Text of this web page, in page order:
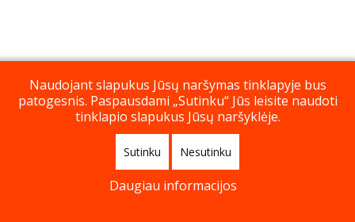
Naudojant slapukus Jūsų naršymas tinklapyje bus
patogesnis. Paspausdami „Sutinku“ Jūs leisite naudoti
tinklapio slapukus Jūsų naršyklėje.
Sutinku Nesutinku
Daugiau informacijos